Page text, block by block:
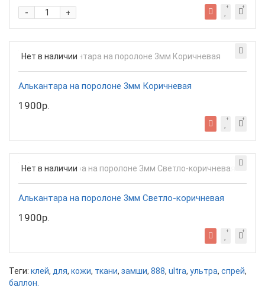
+
-
Нет в наличии
Алькантара на поролоне 3мм Коричневая
1900р.
Нет в наличии
Алькантара на поролоне 3мм Светло-коричневая
1900р.
Теги: клей, для, кожи, ткани, замши, 888, ultra, ультра, спрей,
баллон.